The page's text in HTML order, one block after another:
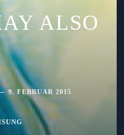
ALSO
9. FEBRUAR 2015